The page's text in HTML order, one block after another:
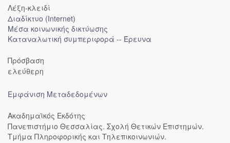
Λέξη-κλειδί
Διαδίκτυο (Internet)
Μέσα κοινωνικής δικτύωσης
Καταναλωτική συμπεριφορά -- Έρευνα
Πρόσβαση
ελεύθερη
Εμφάνιση Μεταδεδομένων
Ακαδημαϊκός Εκδότης
Πανεπιστήμιο Θεσσαλίας. Σχολή Θετικών Επιστημών.
Τμήμα Πληροφορικής και Τηλεπικοινωνιών.